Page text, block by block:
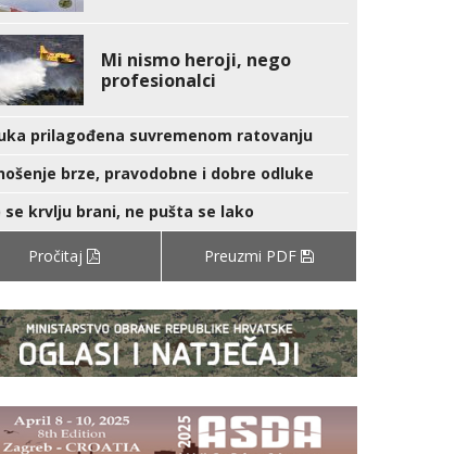
Mi nismo heroji, nego
profesionalci
prilagođena suvremenom ratovanju
brze, pravodobne i dobre odluke
se krvlju brani, ne pušta se lako
Pročitaj Preuzmi PDF